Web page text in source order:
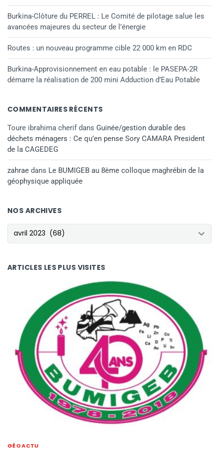
Burkina-Clôture du PERREL : Le Comité de pilotage salue les
avancées majeures du secteur de l’énergie
Routes : un nouveau programme cible 22 000 km en RDC
Burkina-Approvisionnement en eau potable : le PASEPA-2R
démarre la réalisation de 200 mini Adduction d’Eau Potable
COMMENTAIRES RÉCENTS
Toure ibrahima cherifdans Guinée/gestion durable des
déchets ménagers : Ce qu’en pense Sory CAMARA President
de la CAGEDEG
zahrae dans Le BUMIGEB au 8ème colloque maghrébin de la
géophysique appliquée
NOS ARCHIVES
NOS ARCHIVES
ARTICLES LES PLUS VISITES
GÉO ACTU